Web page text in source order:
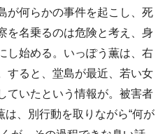
が何らかの事件を起こし、死
を名乗るのは危険と考え、身
し始める。いっぽう薫は、右
すると、堂島が最近、若い女
ていたという情報が。被害者
、別行動を取りながら“何が